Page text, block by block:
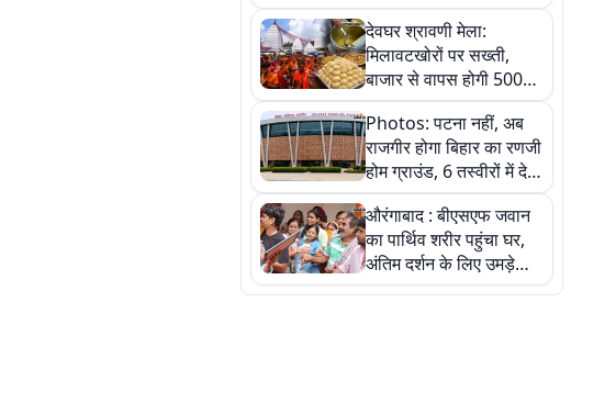
देवघर श्रावणी मेला:
मिलावटखोरों पर सख्ती,
बाजार से वापस होगी 500
किलो संदिग्ध खाद्य सामग्री,
देखें तस्वीरें
Photos: पटना नहीं, अब
राजगीर होगा बिहार का रणजी
होम ग्राउंड, 6 तस्वीरों में देखें
नए स्टेडियम की पूरी कहानी
औरंगाबाद : बीएसएफ जवान
का पार्थिव शरीर पहुंचा घर,
अंतिम दर्शन के लिए उमड़े
लोग